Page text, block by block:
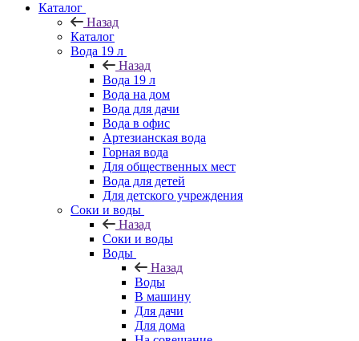
Каталог
Назад
Каталог
Вода 19 л
Назад
Вода 19 л
Вода на дом
Вода для дачи
Вода в офис
Артезианская вода
Горная вода
Для общественных мест
Вода для детей
Для детского учреждения
Соки и воды
Назад
Соки и воды
Воды
Назад
Воды
В машину
Для дачи
Для дома